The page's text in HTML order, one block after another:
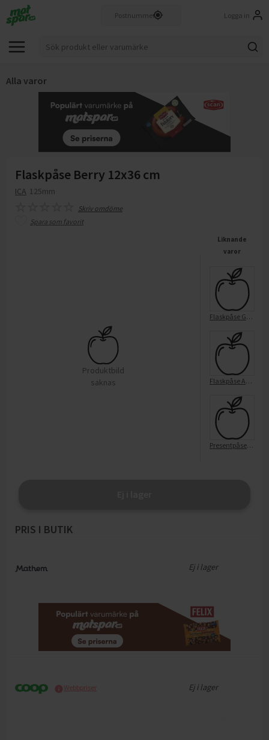
Logga in
Alla varor
Flaskpåse Berry 12x36 cm
ICA 125mm
Skriv omdöme
Spara som favorit
Produktbild
saknas
Liknande
varor
Flaskpåse Glitter silver 12x36 cm
Flaskpåse Arc 12x36 cm
Presentpåse Arc 26x31 cm
PRIS I BUTIK
Ej i lager
Webbpriser Ej i lager